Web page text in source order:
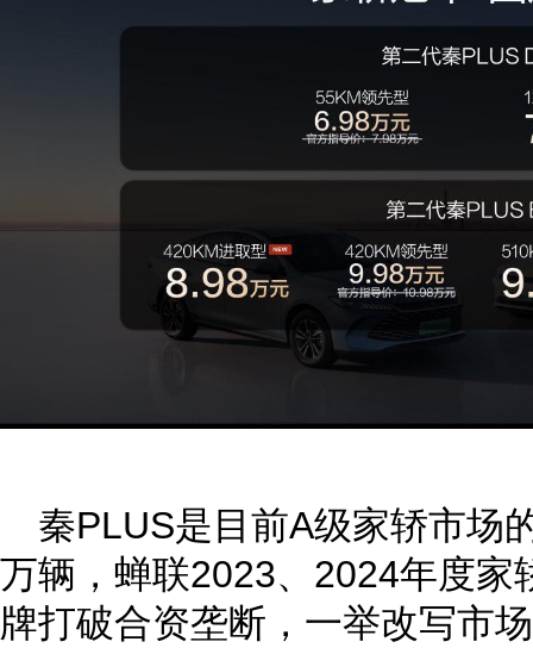
秦PLUS是目前A级家轿市场
万辆，蝉联2023、2024年度家
牌打破合资垄断，一举改写市